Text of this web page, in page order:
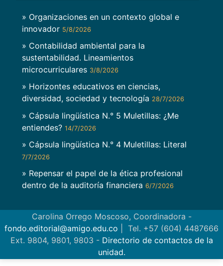
» Organizaciones en un contexto global e
innovador 5/8/2026
» Contabilidad ambiental para la
sustentabilidad. Lineamientos
microcurriculares 3/8/2026
» Horizontes educativos en ciencias,
diversidad, sociedad y tecnología 28/7/2026
» Cápsula lingüística N.° 5 Muletillas: ¿Me
entiendes? 14/7/2026
» Cápsula lingüística N.° 4 Muletillas: Literal
7/7/2026
» Repensar el papel de la ética profesional
dentro de la auditoría financiera 6/7/2026
Carolina Orrego Moscoso, Coordinadora -
fondo.editorial@amigo.edu.co | Tel. +57 (604) 4487666
Ext. 9804, 9801, 9803 - Directorio de contactos de la
unidad.